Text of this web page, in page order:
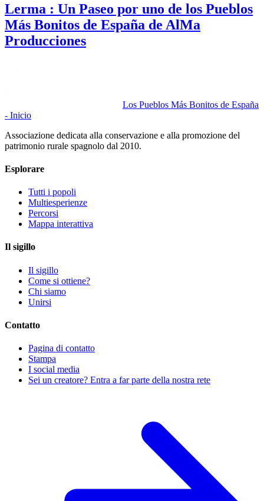
Lerma : Un Paseo por uno de los Pueblos
Más Bonitos de España de AlMa
Producciones
Los Pueblos Más Bonitos de España
- Inicio
Associazione dedicata alla conservazione e alla promozione del
patrimonio rurale spagnolo dal 2010.
Esplorare
Tutti i popoli
Multiesperienze
Percorsi
Mappa interattiva
Il sigillo
Il sigillo
Come si ottiene?
Chi siamo
Unirsi
Contatto
Pagina di contatto
Stampa
I social media
Sei un creatore? Entra a far parte della nostra rete